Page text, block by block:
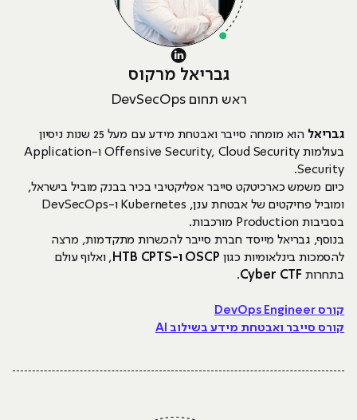
גבריאל מרקוס
ראש תחום DevSecOps
גבריאל
הוא מומחה סייבר ואבטחת מידע עם מעל 25 שנות ניסיון
בעולמות Offensive Security, Cloud Security ו-Application
Security.
כיום משמש כארכיטקט סייבר אפליקטיבי בכיר בבנק מוביל בישראל,
ומוביל פרויקטים של אבטחת ענן, Kubernetes ו-DevSecOps
בסביבות Production מורכבות.
בנוסף, גבריאל מייסד חברת סייבר להכשרות מתקדמות, מרצה
להסמכות בינלאומיות כגון OSCP ו-HTB CPTS
, ואלוף עולם
בתחרות Cyber CTF
.
קורס DevOps Engineer
קורס סייבר ואבטחת מידע בשילוב AI